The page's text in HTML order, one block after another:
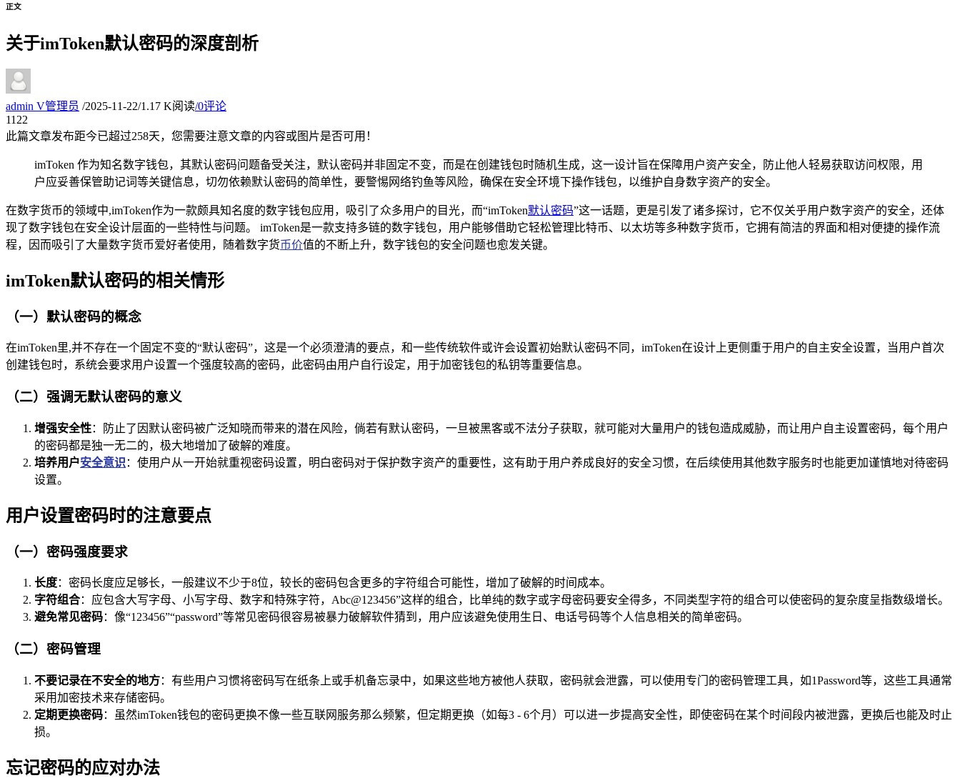
正文
关于imToken默认密码的深度剖析
admin V管理员 /2025-11-22/1.17 K阅读/0评论
11 22
此篇文章发布距今已超过258天，您需要注意文章的内容或图片是否可用！
imToken 作为知名数字钱包，其默认密码问题备受关注，默认密码并非固定不变，而是在创建钱包时随机生成，这一设计旨在保障用户资产安全，防止他人轻易获取访问权限，用
户应妥善保管助记词等关键信息，切勿依赖默认密码的简单性，要警惕网络钓鱼等风险，确保在安全环境下操作钱包，以维护自身数字资产的安全。
在数字货币的领域中,imToken作为一款颇具知名度的数字钱包应用，吸引了众多用户的目光，而“imToken默认密码”这一话题，更是引发了诸多探讨，它不仅关乎用户数字资产的安全，还体
现了数字钱包在安全设计层面的一些特性与问题。 imToken是一款支持多链的数字钱包，用户能够借助它轻松管理比特币、以太坊等多种数字货币，它拥有简洁的界面和相对便捷的操作流
程，因而吸引了大量数字货币爱好者使用，随着数字货币价值的不断上升，数字钱包的安全问题也愈发关键。
imToken默认密码的相关情形
（一）默认密码的概念
在imToken里,并不存在一个固定不变的“默认密码”，这是一个必须澄清的要点，和一些传统软件或许会设置初始默认密码不同，imToken在设计上更侧重于用户的自主安全设置，当用户首次
创建钱包时，系统会要求用户设置一个强度较高的密码，此密码由用户自行设定，用于加密钱包的私钥等重要信息。
（二）强调无默认密码的意义
增强安全性：防止了因默认密码被广泛知晓而带来的潜在风险，倘若有默认密码，一旦被黑客或不法分子获取，就可能对大量用户的钱包造成威胁，而让用户自主设置密码，每个用户
的密码都是独一无二的，极大地增加了破解的难度。
培养用户安全意识 ：使用户从一开始就重视密码设置，明白密码对于保护数字资产的重要性，这有助于用户养成良好的安全习惯，在后续使用其他数字服务时也能更加谨慎地对待密码
设置。
用户设置密码时的注意要点
（一）密码强度要求
长度：密码长度应足够长，一般建议不少于8位，较长的密码包含更多的字符组合可能性，增加了破解的时间成本。
字符组合：应包含大写字母、小写字母、数字和特殊字符，Abc@123456”这样的组合，比单纯的数字或字母密码要安全得多，不同类型字符的组合可以使密码的复杂度呈指数级增长。
避免常见密码：像“123456”“password”等常见密码很容易被暴力破解软件猜到，用户应该避免使用生日、电话号码等个人信息相关的简单密码。
（二）密码管理
不要记录在不安全的地方：有些用户习惯将密码写在纸条上或手机备忘录中，如果这些地方被他人获取，密码就会泄露，可以使用专门的密码管理工具，如1Password等，这些工具通常
采用加密技术来存储密码。
定期更换密码：虽然imToken钱包的密码更换不像一些互联网服务那么频繁，但定期更换（如每3 - 6个月）可以进一步提高安全性，即使密码在某个时间段内被泄露，更换后也能及时止
损。
忘记密码的应对办法